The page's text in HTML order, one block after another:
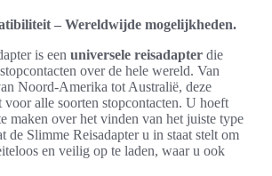
– Wereldwijde mogelijkheden.
is een universele reisadapter die
over de hele wereld. Van
Noord-Amerika tot Australië, deze
voor alle soorten stopcontacten. U hoeft
maken over het vinden van het juiste type
de Slimme Reisadapter u in staat stelt om
en veilig op te laden, waar u ook